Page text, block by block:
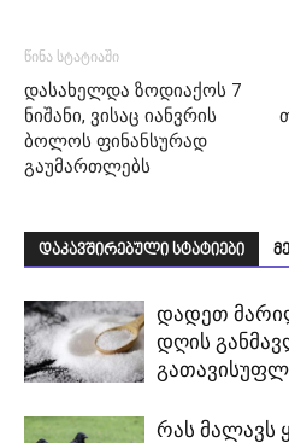
წინა სტატიაში
დასახელდა ზოდიაქოს 7
ნიშანი, ვისაც იანვრის
ბოლოს ფინანსურად
გაუმართლებს
დაკავშირებული სტატიები
დადეთ
დღის
რას მალავს